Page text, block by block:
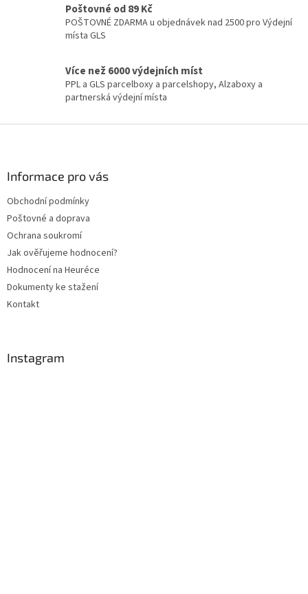
Poštovné od 89 Kč
POŠTOVNÉ ZDARMA u objednávek nad 2500 pro Výdejní
místa GLS
Více než 6000 výdejních míst
PPL a GLS parcelboxy a parcelshopy, Alzaboxy a
partnerská výdejní místa
Informace pro vás
Obchodní podmínky
Poštovné a doprava
Ochrana soukromí
Jak ověřujeme hodnocení?
Hodnocení na Heuréce
Dokumenty ke stažení
Kontakt
Instagram